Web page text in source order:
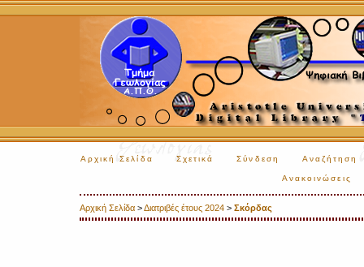
Αρχική Σελίδα Σχετικά Σύνδεση Αναζήτηση
Ανακοινώσεις
Αρχική Σελίδα >Διατριβές έτους 2024 > Σκόρδας